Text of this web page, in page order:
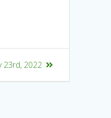
23rd, 2022